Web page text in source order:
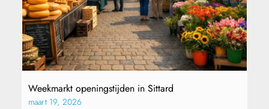
Weekmarkt openingstijden in Sittard
maart 19, 2026